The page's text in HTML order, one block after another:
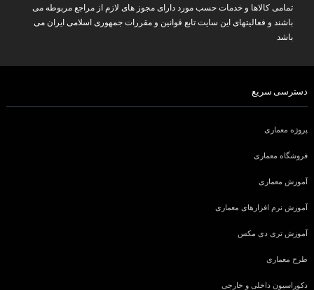
تمامی کالاها و خدمات حسب مورد دارای مجوز های لازم از مراجع مربوطه می
باشند و فعالیتهای این سایت تابع قوانین و مقررات جمهوری اسلامی ایران می
باشد
دسترسی سریع
پروژه معماری
فروشگاه معماری
آموزش معماری
آموزش نرم افزارهای معماری
آموزش تری دی مکس
طرح معماری
دکوراسیون داخلی و خارجی